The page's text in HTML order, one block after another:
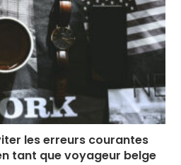
les erreurs courantes
tant que voyageur belge